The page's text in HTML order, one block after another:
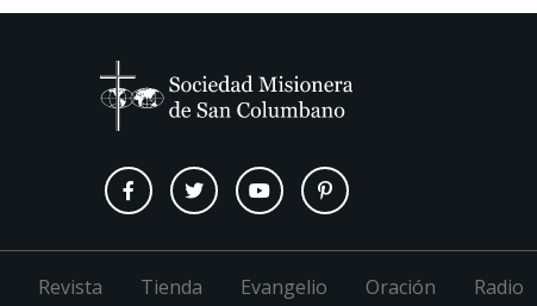
Revista Tienda Evangelio Oración Radio